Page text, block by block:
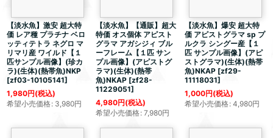
【淡水魚】激安 超大特
価 レア種 プラチナ ベロ
ッティテトラ ネグロ マ
リマリ産 ワイルド【１
匹サンプル画像】(珍カ
ラ)(生体)(熱帯魚)NKP
[zf03-10105141]
1,980円(税込)
希望小売価格: 3,980円
【淡水魚】【通販】 超大
特価オス個体 アピスト
グラマ アガシジィ ブル
ーフレーム【１匹 サン
プル画像】(アピストグ
ラマ)(生体)(熱帯
魚)NKAP [zf28-
11229051]
4,980円(税込)
希望小売価格: 7,980円
【淡水魚】爆安 超大特
価アピストグラマ sp プ
ルクラ シングー産【１
匹 サンプル画像】(アピ
ストグラマ)(生体)(熱帯
魚)NKAP [zf29-
11118031]
1,000円(税込)
希望小売価格: 4,980円